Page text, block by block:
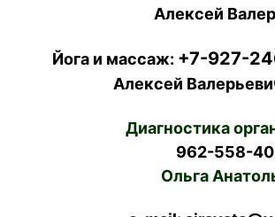
Алексей
Йога и массаж: +7-927-
Алексей
Диагностика
962-558-
Ольга